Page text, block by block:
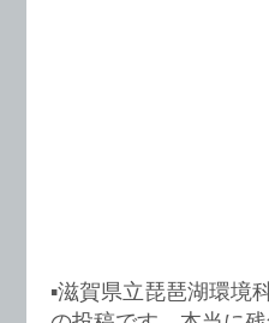
▪️滋賀県立琵琶湖環境